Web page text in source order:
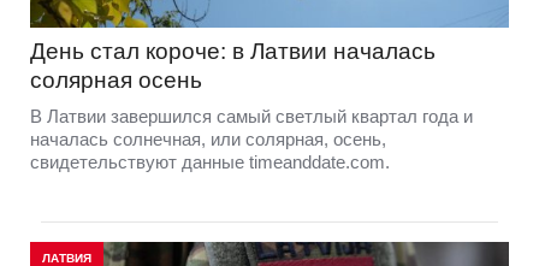
День стал короче: в Латвии началась
солярная осень
В Латвии завершился самый светлый квартал года и
началась солнечная, или солярная, осень,
свидетельствуют данные timeanddate.com.
ЛАТВИЯ